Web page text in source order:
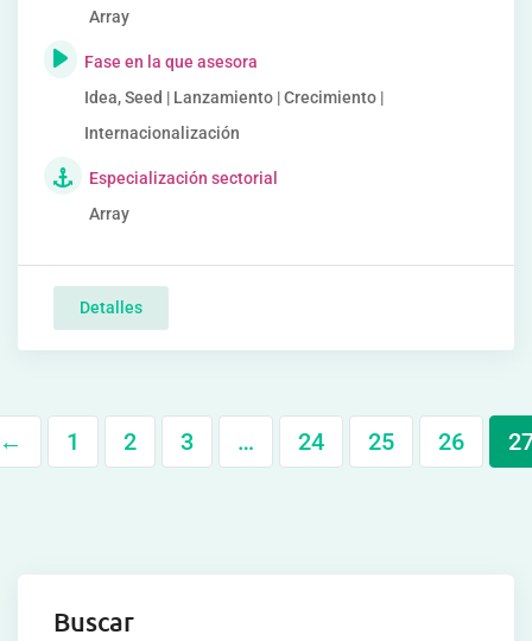
Array
Fase en la que asesora
Idea, Seed | Lanzamiento | Crecimiento |
Internacionalización
Especialización sectorial
Array
Detalles
1 2 3 … 24 25 26
Buscar